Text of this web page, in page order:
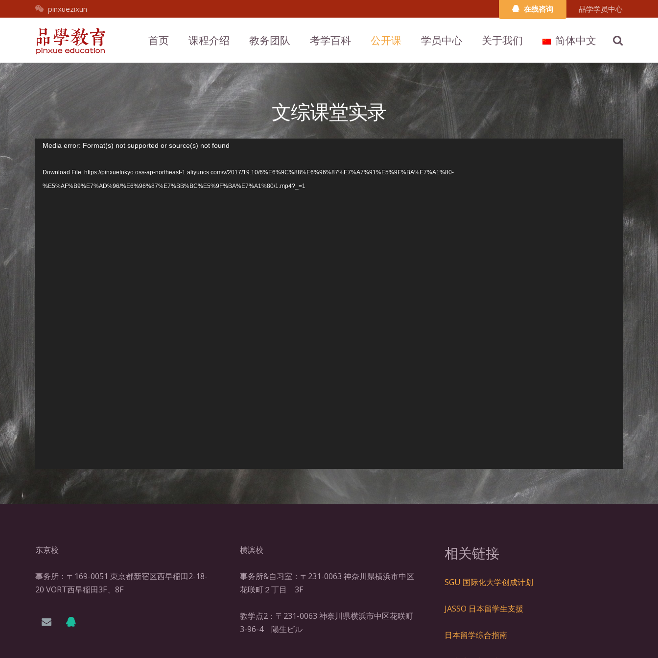
pinxuezixun 在线咨询 品学学员中心
首页 课程介绍 教务团队 考学百科 公开课 学员中心 关于我们 简体中文
文综课堂实录
视
播
放
Media error: Format(s) not supported or source(s) not found
Download File: https://pinxuetokyo.oss-ap-northeast-1.aliyuncs.com/v/2017/19.10/6%E6%9C%88%E6%96%87%E7%A7%91%E5%9F%BA%E7%A1%80-
%E5%AF%B9%E7%AD%96/%E6%96%87%E7%BB%BC%E5%9F%BA%E7%A1%80/1.mp4?_=1
东京校
事务所：〒169-0051 東京都新宿区西早稲田2-18-
20 VORT西早稲田3F、8F
横滨校
事务所&自习室：〒231-0063 神奈川県横浜市中区
花咲町２丁目 3F
教学点2：〒231-0063 神奈川県横浜市中区花咲町
3-96-4 陽生ビル
相关链接
SGU 国际化大学创成计划
JASSO 日本留学生支援
日本留学综合指南